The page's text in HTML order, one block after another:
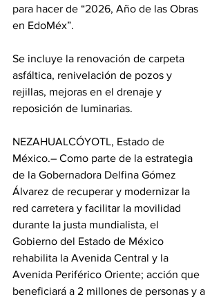
para hacer de “2026, Año de las Obras
en EdoMéx”.
Se incluye la renovación de carpeta
asfáltica, renivelación de pozos y
rejillas, mejoras en el drenaje y
reposición de luminarias.
NEZAHUALCÓYOTL, Estado de
México.– Como parte de la estrategia
de la Gobernadora Delfina Gómez
Álvarez de recuperar y modernizar la
red carretera y facilitar la movilidad
durante la justa mundialista, el
Gobierno del Estado de México
rehabilita la Avenida Central y la
Avenida Periférico Oriente; acción que
beneficiará a 2 millones de personas y a